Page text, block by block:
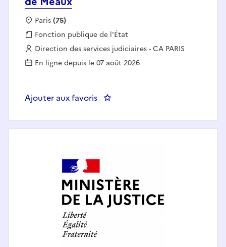
Localisation :
Paris(75)
Fonction publique :
Fonction publique de l'État
Employeur :
Direction des services judiciaires - CA PARIS
En ligne depuis le 07 août 2026
Ajouter aux favoris : Contractuel B au Tribunal